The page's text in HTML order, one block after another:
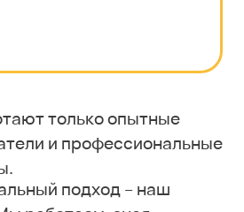
только опытные
и профессиональные
подход – наш